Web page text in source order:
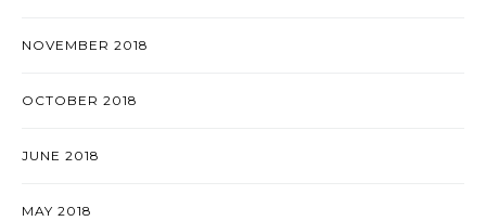
NOVEMBER 2018
OCTOBER 2018
JUNE 2018
MAY 2018